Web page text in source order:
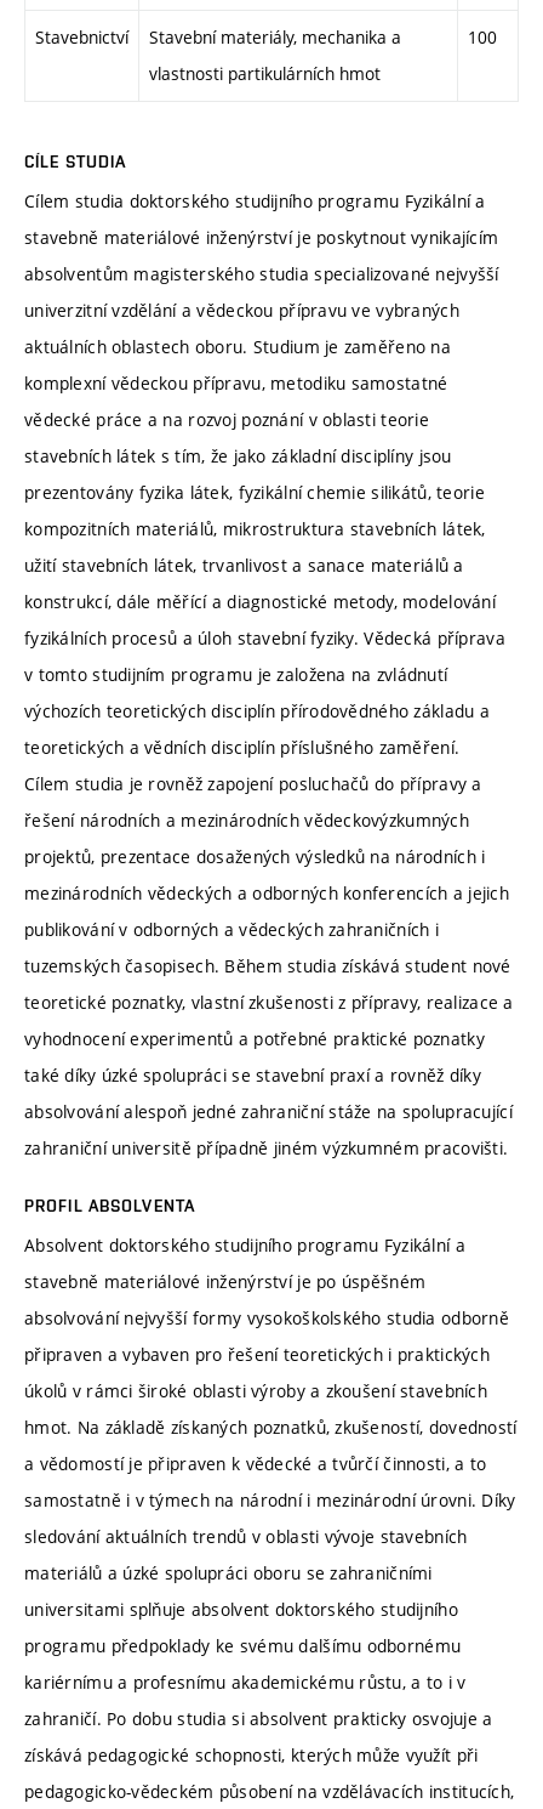
Stavebnictví
Stavební materiály, mechanika a
vlastnosti partikulárních hmot
100
CÍLE STUDIA
Cílem studia doktorského studijního programu Fyzikální a
stavebně materiálové inženýrství je poskytnout vynikajícím
absolventům magisterského studia specializované nejvyšší
univerzitní vzdělání a vědeckou přípravu ve vybraných
aktuálních oblastech oboru. Studium je zaměřeno na
komplexní vědeckou přípravu, metodiku samostatné
vědecké práce a na rozvoj poznání v oblasti teorie
stavebních látek s tím, že jako základní disciplíny jsou
prezentovány fyzika látek, fyzikální chemie silikátů, teorie
kompozitních materiálů, mikrostruktura stavebních látek,
užití stavebních látek, trvanlivost a sanace materiálů a
konstrukcí, dále měřící a diagnostické metody, modelování
fyzikálních procesů a úloh stavební fyziky. Vědecká příprava
v tomto studijním programu je založena na zvládnutí
výchozích teoretických disciplín přírodovědného základu a
teoretických a vědních disciplín příslušného zaměření.
Cílem studia je rovněž zapojení posluchačů do přípravy a
řešení národních a mezinárodních vědeckovýzkumných
projektů, prezentace dosažených výsledků na národních i
mezinárodních vědeckých a odborných konferencích a jejich
publikování v odborných a vědeckých zahraničních i
tuzemských časopisech. Během studia získává student nové
teoretické poznatky, vlastní zkušenosti z přípravy, realizace a
vyhodnocení experimentů a potřebné praktické poznatky
také díky úzké spolupráci se stavební praxí a rovněž díky
absolvování alespoň jedné zahraniční stáže na spolupracující
zahraniční universitě případně jiném výzkumném pracovišti.
PROFIL ABSOLVENTA
Absolvent doktorského studijního programu Fyzikální a
stavebně materiálové inženýrství je po úspěšném
absolvování nejvyšší formy vysokoškolského studia odborně
připraven a vybaven pro řešení teoretických i praktických
úkolů v rámci široké oblasti výroby a zkoušení stavebních
hmot. Na základě získaných poznatků, zkušeností, dovedností
a vědomostí je připraven k vědecké a tvůrčí činnosti, a to
samostatně i v týmech na národní i mezinárodní úrovni. Díky
sledování aktuálních trendů v oblasti vývoje stavebních
materiálů a úzké spolupráci oboru se zahraničními
universitami splňuje absolvent doktorského studijního
programu předpoklady ke svému dalšímu odbornému
kariérnímu a profesnímu akademickému růstu, a to i v
zahraničí. Po dobu studia si absolvent prakticky osvojuje a
získává pedagogické schopnosti, kterých může využít při
pedagogicko-vědeckém působení na vzdělávacích institucích,